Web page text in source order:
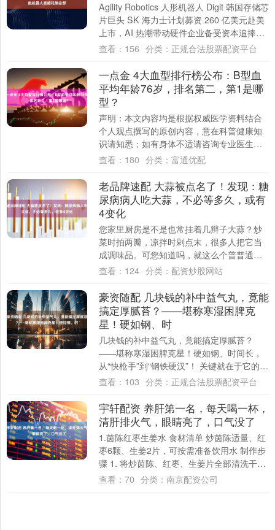
Agility Robotics 人形机器人 Digit 韩国存储芯
片巨头 SK 海力士计划募资 260 亿美元赴美
上市，AI 热潮带动硬件企业备受资本追捧。
眼....
查看： 156 分类： 正规合法股票配资平台
一点金 4大血型排行榜公布：B型血
平均年龄76岁，排名第二，第1是哪
型？
声明：本文内容均是根据权威医学资料结合
个人观点撰写的原创内容，意在科普健康知
识请知悉；如有身体不适请咨询专业医生。
血型决定寿命？这话要是搁在几年前从谁嘴
查看： 180 分类： 富通优配
老品牌速配 大蒜被点名了！发现：糖
尿病病人吃大蒜，不必等多久，或有
4变化
您家里厨房是不是也常挂着几辫子大蒜？炒
菜时拍两瓣，凉拌时剁点末，很多人把它当
成调味品。可您知道吗，就这么个普普通通
的蒜头，最近在咱们糖友圈子里被悄悄“点了
查看： 124 分类： 配资炒股网站
豪资随配 几块钱的补中益气丸，竟能
搞定厚腻苔？——堪称寒湿困脾克
星！硬如钢、时
几块钱的补中益气丸，竟能搞定厚腻苔？
——堪称寒湿困脾克星！硬如钢、时间长，
从“快枪手”到“钢铁硬汉”！ 关键就在于它的升
阳举陷之力！ 结合患者舌头来看： 舌苔白....
查看： 103 分类： 正规合法股票配资平台
宇轩配资 养肝第一名，每天喝一杯，
清肝排火气，眼睛亮了，口气没了
1.茵陈红枣生姜水 食材清单 炒茵陈适量、红
枣6颗、生姜2片，可按需准备饮用水 制作步
骤 1. 将炒茵陈、红枣、生姜片全部清洗干
净； 2. 把处理完毕的所有食材....
查看： 70 分类： 南京配资公司